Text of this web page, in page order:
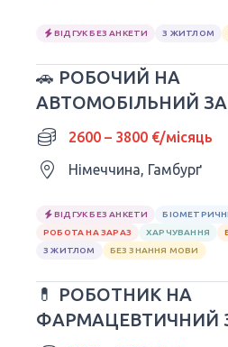
ВІДГУК БЕЗ АНКЕТИ З ЖИТЛОМ
🚗 РОБОЧИЙ НА
АВТОМОБІЛЬНИЙ
VOLKSWAGEN
2600 – 3800 €/місяць
Німеччина, Гамбурґ
ВІДГУК БЕЗ АНКЕТИ
РОБОТА НА ЗАРАЗ
ХАРЧУВАННЯ
З ЖИТЛОМ
БЕЗ ЗНАННЯ МОВИ
💊 РОБОТНИК НА
ФАРМАЦЕВТИЧНИЙ